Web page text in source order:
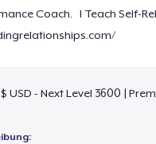
Coach. I Teach Self-
$ USD - Next Level 3600 |